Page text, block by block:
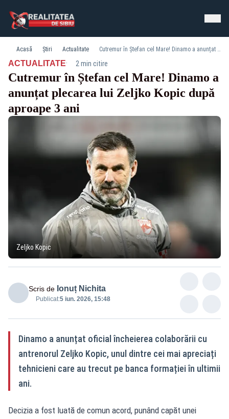
Acasă Știri Actualitate Cutremur în Ștefan cel Mare! Dinamo a anunțat plecarea lui Zeljko Kopic după aproape 3 ani
ACTUALITATE· 2 min citire
Cutremur în Ștefan cel Mare! Dinamo a
anunțat plecarea lui Zeljko Kopic după
aproape 3 ani
Zeljko Kopic
Scris de Ionuț Nichita
Publicat:5 iun. 2026, 15:48
Dinamo a anunțat oficial încheierea colaborării cu
antrenorul Zeljko Kopic, unul dintre cei mai apreciați
tehnicieni care au trecut pe banca formației în ultimii
ani.
Decizia a fost luată de comun acord, punând capăt unei